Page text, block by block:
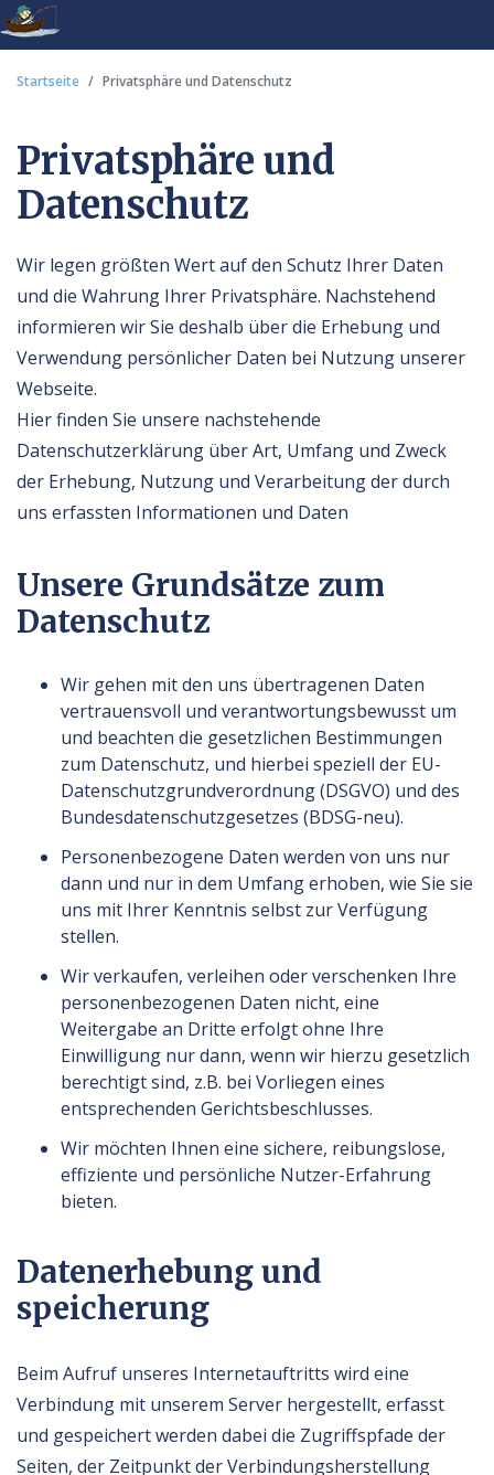
Startseite Privatsphäre und Datenschutz
Privatsphäre und
Datenschutz
Wir legen größten Wert auf den Schutz Ihrer Daten
und die Wahrung Ihrer Privatsphäre. Nachstehend
informieren wir Sie deshalb über die Erhebung und
Verwendung persönlicher Daten bei Nutzung unserer
Webseite.
Hier finden Sie unsere nachstehende
Datenschutzerklärung über Art, Umfang und Zweck
der Erhebung, Nutzung und Verarbeitung der durch
uns erfassten Informationen und Daten
Unsere Grundsätze zum
Datenschutz
Wir gehen mit den uns übertragenen Daten
vertrauensvoll und verantwortungsbewusst um
und beachten die gesetzlichen Bestimmungen
zum Datenschutz, und hierbei speziell der EU-
Datenschutzgrundverordnung (DSGVO) und des
Bundesdatenschutzgesetzes (BDSG-neu).
Personenbezogene Daten werden von uns nur
dann und nur in dem Umfang erhoben, wie Sie sie
uns mit Ihrer Kenntnis selbst zur Verfügung
stellen.
Wir verkaufen, verleihen oder verschenken Ihre
personenbezogenen Daten nicht, eine
Weitergabe an Dritte erfolgt ohne Ihre
Einwilligung nur dann, wenn wir hierzu gesetzlich
berechtigt sind, z.B. bei Vorliegen eines
entsprechenden Gerichtsbeschlusses.
Wir möchten Ihnen eine sichere, reibungslose,
effiziente und persönliche Nutzer-Erfahrung
bieten.
Datenerhebung und
speicherung
Beim Aufruf unseres Internetauftritts wird eine
Verbindung mit unserem Server hergestellt, erfasst
und gespeichert werden dabei die Zugriffspfade der
Seiten, der Zeitpunkt der Verbindungsherstellung